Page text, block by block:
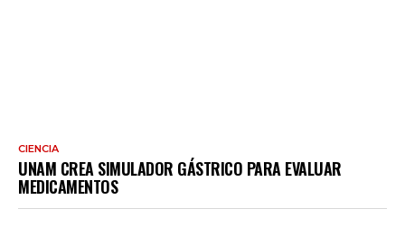
CIENCIA
UNAM CREA SIMULADOR GÁSTRICO PARA EVALUAR
MEDICAMENTOS